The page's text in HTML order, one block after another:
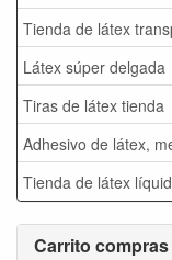
Tienda de látex
Látex súper delgada
Tiras de látex tienda
Adhesivo de látex,
Tienda de látex
Carrito compras